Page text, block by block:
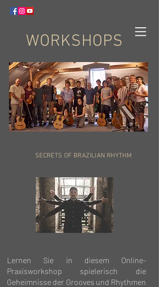
WORKSHOPS
SECRETS OF BRAZILIAN RHYTHM
Lernen Sie in diesem Online-
Praxisworkshop spielerisch die
Geheimnisse der Grooves und Rhythmen